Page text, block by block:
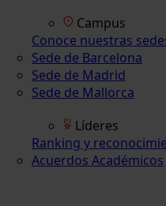
Campus
Conoce nuestras
Sede de Barcelona
Sede de Madrid
Sede de Mallorca
Líderes
Ranking y
Acuerdos Académicos